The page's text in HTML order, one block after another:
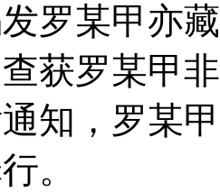
罗某甲亦
获罗某甲
知，罗某
。